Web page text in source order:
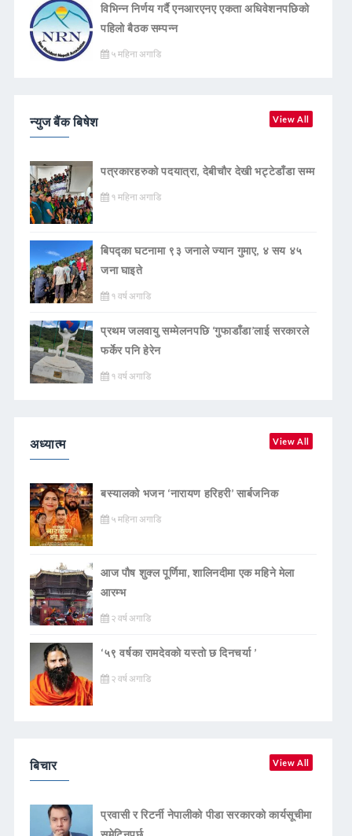
विभिन्न निर्णय गर्दै एनआरएनए एकता अधिवेशनपछिको
पहिलो बैठक सम्पन्न
५ महिना अगाडि
न्युज बैंक बिषेश View All
पत्रकारहरुको पदयात्रा, देबीचौर देखी भट्टेडाँडा सम्म
१ महिना अगाडि
बिपद्का घटनामा ९३ जनाले ज्यान गुमाए, ४ सय ४५
जना घाइते
१ वर्ष अगाडि
प्रथम जलवायु सम्मेलनपछि ‘गुफाडाँडा’लाई सरकारले
फर्केर पनि हेरेन
१ वर्ष अगाडि
अध्यात्म View All
बस्यालको भजन ‘नारायण हरिहरी’ सार्बजनिक
५ महिना अगाडि
आज पौष शुक्ल पूर्णिमा, शालिनदीमा एक महिने मेला
आरम्भ
२ वर्ष अगाडि
‘५९ वर्षका रामदेवकाे यस्ताे छ दिनचर्या ’
२ वर्ष अगाडि
बिचार View All
प्रवासी र रिटर्नी नेपालीको पीडा सरकारको कार्यसूचीमा